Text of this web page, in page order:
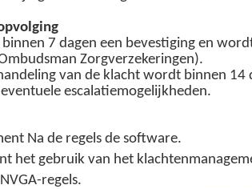
7 dagen een bevestiging en
Zorgverzekeringen).
van de klacht wordt binnen
escalatiemogelijkheden.
Na de regels de software.
het gebruik van het
regels.